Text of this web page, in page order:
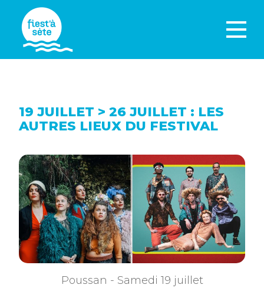
19 JUILLET > 26 JUILLET : LES
AUTRES LIEUX DU FESTIVAL
Poussan - Samedi 19 juillet